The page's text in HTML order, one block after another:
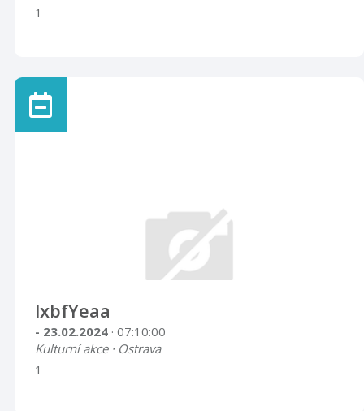
1
lxbfYeaa
- 23.02.2024 · 07:10:00
Kulturní akce · Ostrava
1